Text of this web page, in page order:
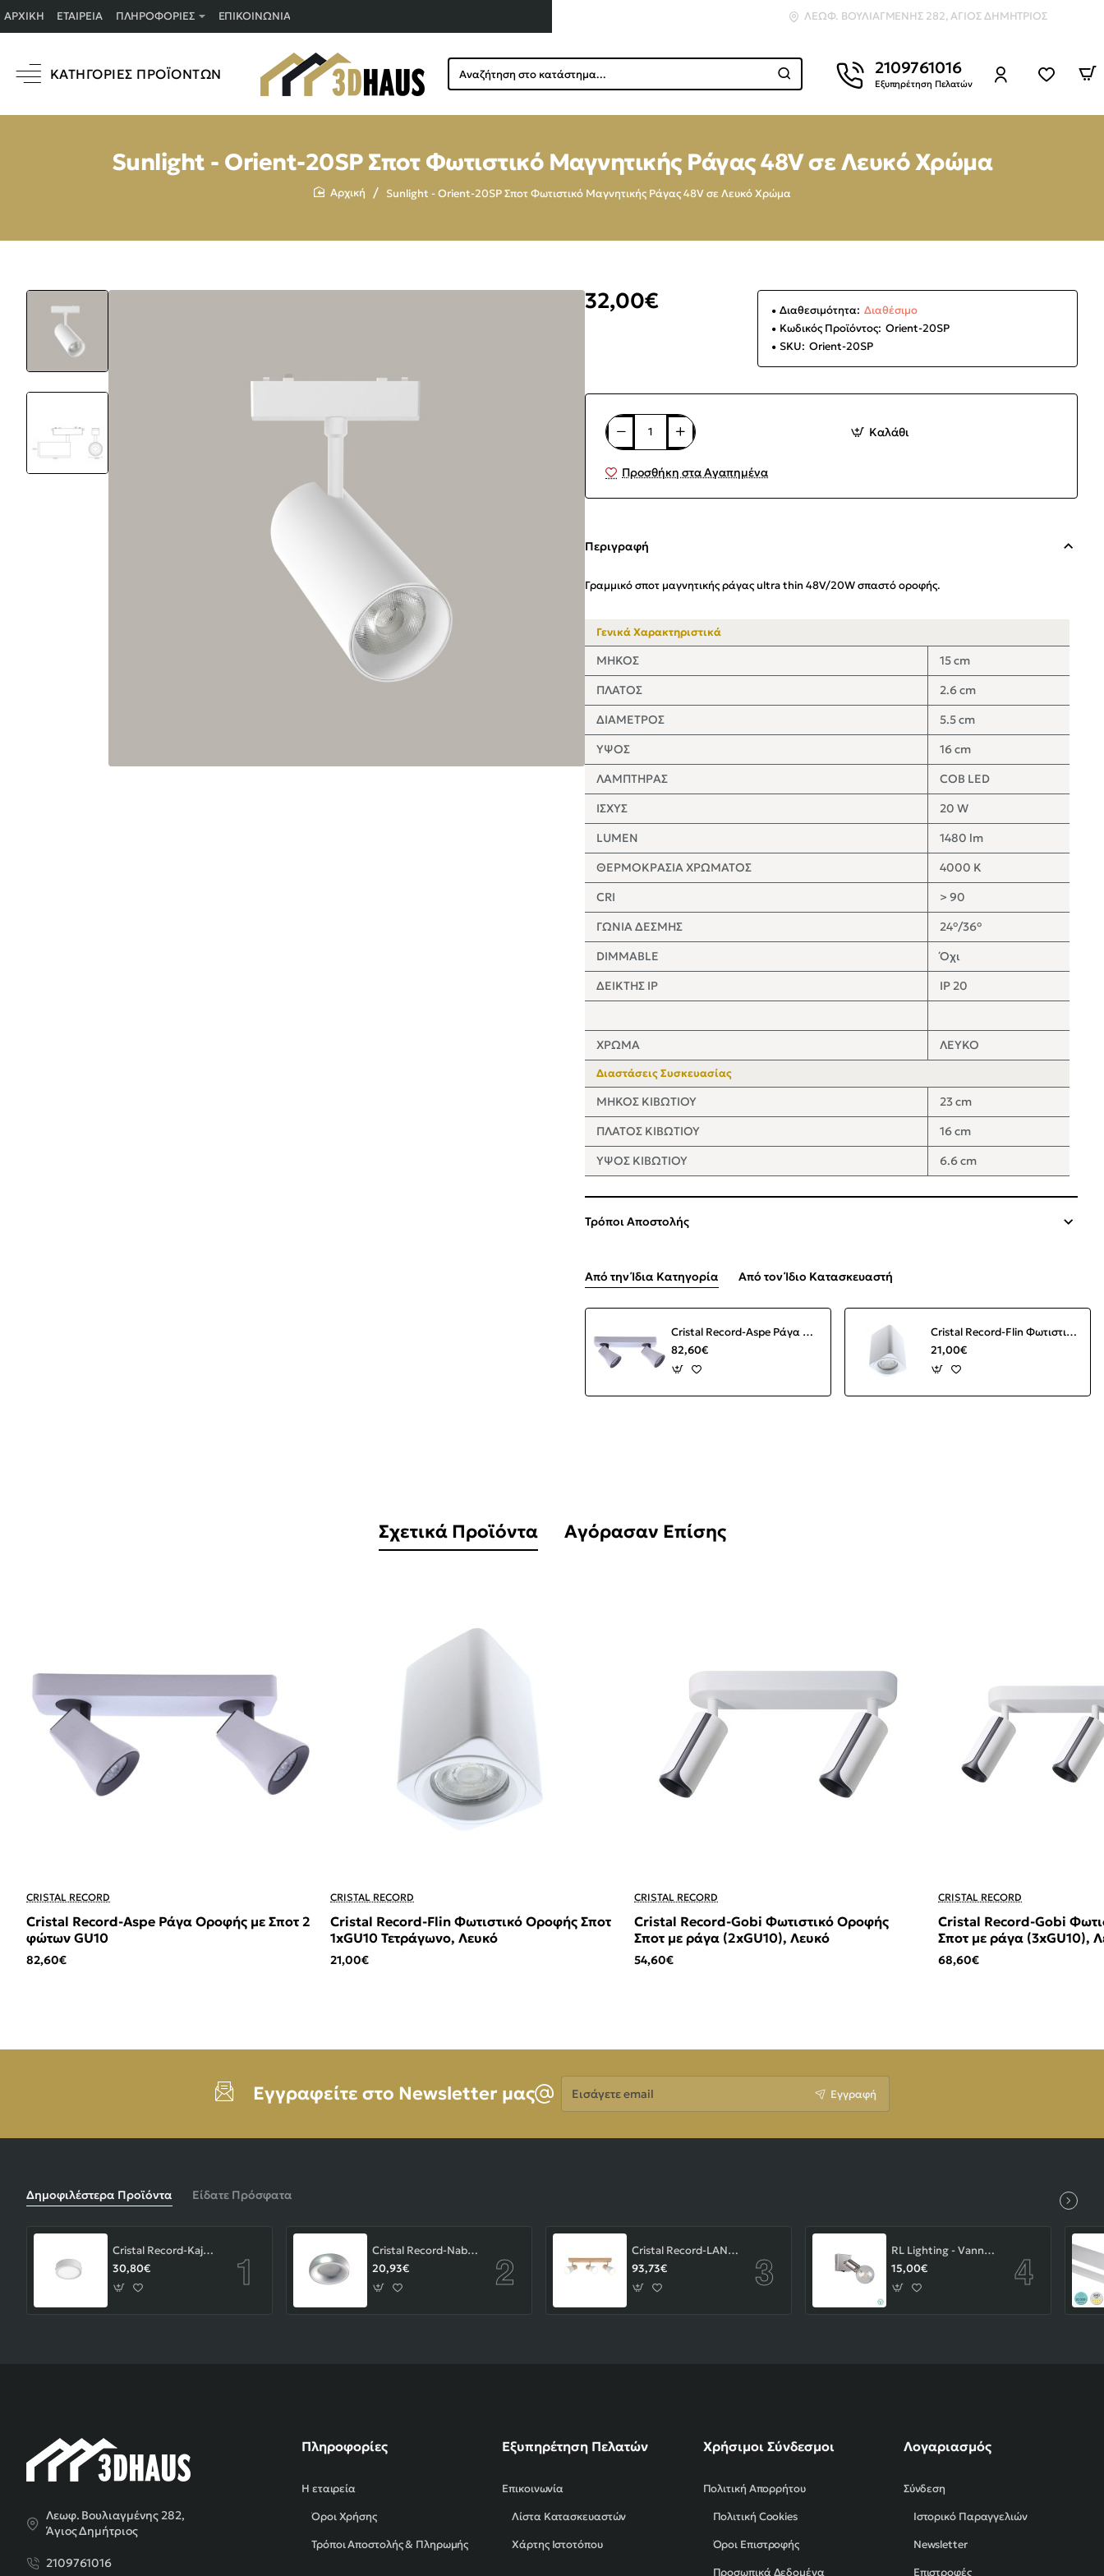
ΑΡΧΙΚΉ ΕΤΑΙΡΕΊΑ ΠΛΗΡΟΦΟΡΊΕΣ ΕΠΙΚΟΙΝΩΝΊΑ ΛΕΩΦ. ΒΟΥΛΙΑΓΜΈΝΗΣ 282, ΆΓΙΟΣ ΔΗΜΉΤΡΙΟΣ
ΚΑΤΗΓΟΡΊΕΣ ΠΡΟΪΌΝΤΩΝ
Αναζήτηση
στο
2109761016
Εξυπηρέτηση Πελατών
Sunlight - Orient-20SP Σποτ Φωτιστικό Μαγνητικής Ράγας 48V σε Λευκό Χρώμα
Sunlight - Orient-20SP Σποτ Φωτιστικό Μαγνητικής Ράγας 48V σε Λευκό Χρώμα
32,00€ Διαθεσιμότητα: Διαθέσιμο
Κωδικός Προϊόντος: Orient-20SP
SKU: Orient-20SP
Καλάθι
Προσθήκη στα Αγαπημένα
Περιγραφή
Γραμμικό σποτ μαγνητικής ράγας ultra thin 48V/20W σπαστό οροφής.
Γενικά Χαρακτηριστικά
ΜΗΚΟΣ
15 cm
ΠΛΑΤΟΣ
2.6 cm
ΔΙΑΜΕΤΡΟΣ
5.5 cm
ΥΨΟΣ
16 cm
ΛΑΜΠΤΗΡΑΣ
COB LED
ΙΣΧΥΣ
20 W
LUMEN
1480 lm
ΘΕΡΜΟΚΡΑΣΙΑ ΧΡΩΜΑΤΟΣ
4000 K
CRI
> 90
ΓΩΝΙΑ ΔΕΣΜΗΣ
24°/36°
DIMMABLE
Όχι
ΔΕΙΚΤΗΣ IP
IP 20
ΧΡΩΜΑ ΛΕΥΚΟ
Διαστάσεις Συσκευασίας
ΜΗΚΟΣ ΚΙΒΩΤΙΟΥ
23 cm
ΠΛΑΤΟΣ ΚΙΒΩΤΙΟΥ
16 cm
ΥΨΟΣ ΚΙΒΩΤΙΟΥ
6.6 cm
Τρόποι Αποστολής
Από την Ίδια Κατηγορία Από τον Ίδιο Κατασκευαστή
Cristal Record-Aspe Ράγα Οροφής με Σποτ 2 φώτων GU10
82,60€
Cristal Record-Flin Φωτιστικό Οροφής Σποτ 1xGU10 Τετράγωνο, Λευκό
21,00€
Σχετικά Προϊόντα Αγόρασαν Επίσης
CRISTAL RECORD
Cristal Record-Aspe Ράγα Οροφής με Σποτ 2
φώτων GU10
82,60€
CRISTAL RECORD
Cristal Record-Flin Φωτιστικό Οροφής Σποτ
1xGU10 Τετράγωνο, Λευκό
21,00€
CRISTAL RECORD
Cristal Record-Gobi Φωτιστικό Οροφής
Σποτ με ράγα (2xGU10), Λευκό
54,60€
CRISTAL RECORD
Cristal Record-Gobi
Σποτ με ράγα (3xGU10),
68,60€
Εγγραφείτε στο Newsletter μας
Εισάγετε
email
Εγγραφή
Δημοφιλέστερα Προϊόντα Είδατε Πρόσφατα
Cristal Record-Kaju Φωτιστικό Οροφής/Επιτοίχιο LED 8W, Γκρι
30,80€
Cristal Record-Nabila Χωνευτό Σποτ GU10 ΚΩΔ.-01-180-01-281
20,93€
Cristal Record-LAN Φωτιστικού οροφής Ε14 ΚΩΔ.-43-103-14-000
93,73€
RL Lighting - Vannes Επιτοίχιο Φωτιστικό Σποτ 1xE27 Νίκελ Ματ ΚΩΔ.-R80181707
15,00€
Λεωφ. Βουλιαγμένης 282,
Άγιος Δημήτριος
2109761016
Πληροφορίες
Η εταιρεία
Όροι Χρήσης
Τρόποι Αποστολής & Πληρωμής
Εξυπηρέτηση Πελατών
Επικοινωνία
Λίστα Κατασκευαστών
Χάρτης Ιστοτόπου
Χρήσιμοι Σύνδεσμοι
Πολιτική Απορρήτου
Πολιτική Cookies
Όροι Επιστροφής
Προσωπικά Δεδομένα
Λογαριασμός
Σύνδεση
Ιστορικό Παραγγελιών
Newsletter
Επιστροφές